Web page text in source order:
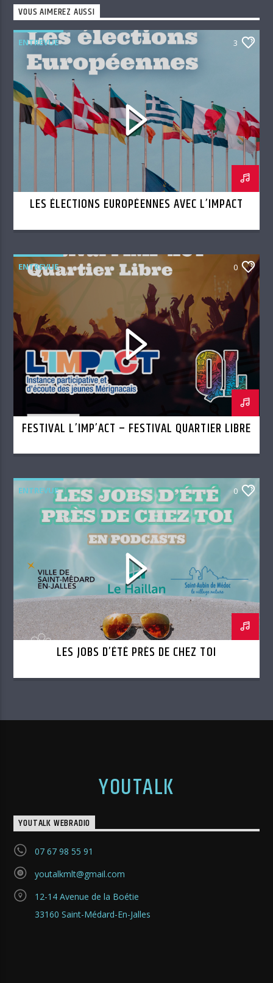
VOUS AIMEREZ AUSSI
ENTREVUE 3
LES ÉLECTIONS EUROPÉENNES AVEC L’IMPACT
ENTREVUE 0
FESTIVAL L’IMP’ACT – FESTIVAL QUARTIER LIBRE
ENTREVUE 0
LES JOBS D’ÉTÉ PRÈS DE CHEZ TOI
YOUTALK
YOUTALK WEBRADIO
07 67 98 55 91
youtalkmlt@gmail.com
12-14 Avenue de la Boétie
33160 Saint-Médard-En-Jalles